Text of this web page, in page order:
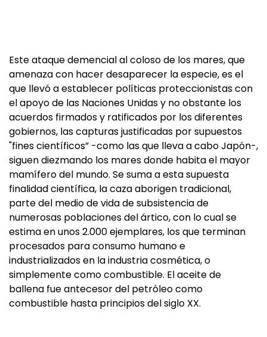
Este ataque demencial al coloso de los mares, que
amenaza con hacer desaparecer la especie, es el
que llevó a establecer políticas proteccionistas con
el apoyo de las Naciones Unidas y no obstante los
acuerdos firmados y ratificados por los diferentes
gobiernos, las capturas justificadas por supuestos
"fines científicos” -como las que lleva a cabo Japón-,
siguen diezmando los mares donde habita el mayor
mamífero del mundo. Se suma a esta supuesta
finalidad científica, la caza aborigen tradicional,
parte del medio de vida de subsistencia de
numerosas poblaciones del ártico, con lo cual se
estima en unos 2.000 ejemplares, los que terminan
procesados para consumo humano e
industrializados en la industria cosmética, o
simplemente como combustible. El aceite de
ballena fue antecesor del petróleo como
combustible hasta principios del siglo XX.